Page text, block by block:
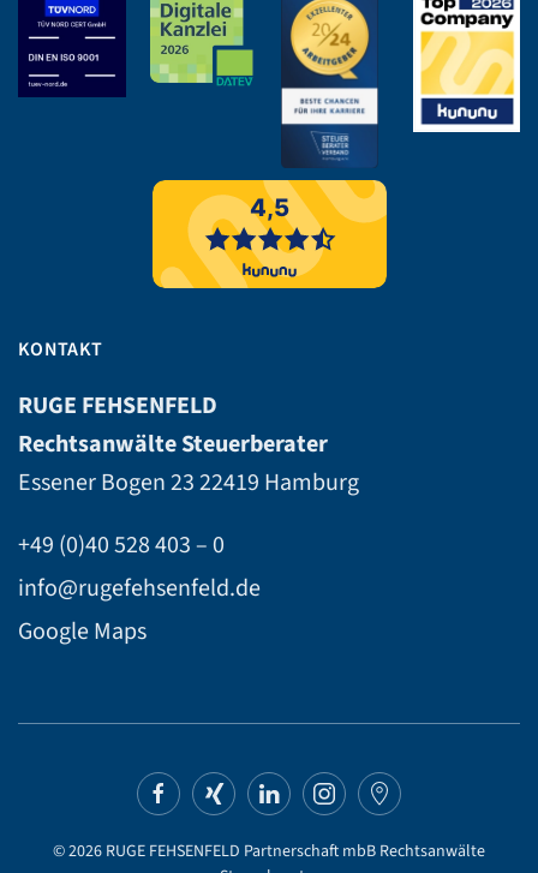
KONTAKT
RUGE FEHSENFELD
Rechtsanwälte Steuerberater
Essener Bogen 2322419 Hamburg
+49 (0)40 528 403 – 0
info@rugefehsenfeld.de
Google Maps
©2026 RUGE FEHSENFELD Partnerschaft mbB Rechtsanwälte